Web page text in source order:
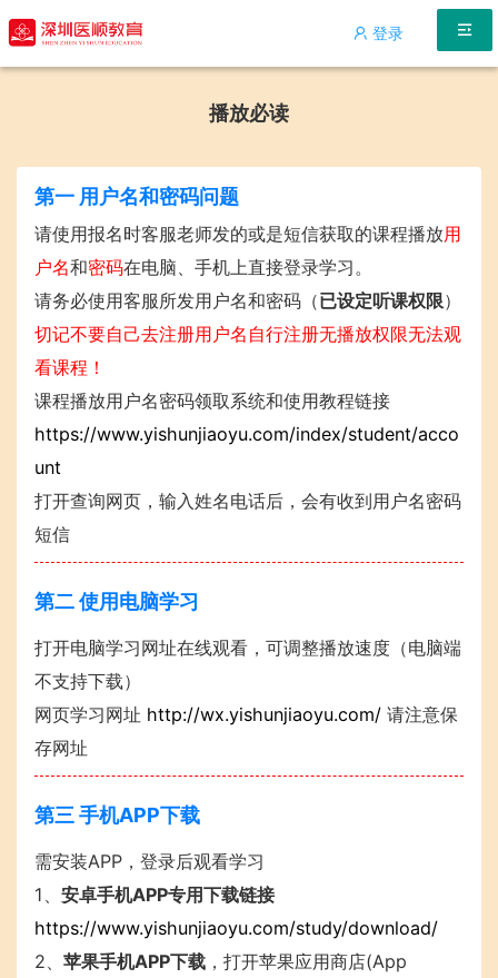
课程
书籍
专题
关于
登录/注册
关闭导航
登录
播放必读
第一 用户名和密码问题
请使用报名时客服老师发的或是短信获取的课程播放用
户名和密码在电脑、手机上直接登录学习。
请务必使用客服所发用户名和密码（已设定听课权限）
切记不要自己去注册用户名自行注册无播放权限无法观
看课程！
课程播放用户名密码领取系统和使用教程链接
https://www.yishunjiaoyu.com/index/student/acco
unt
打开查询网页，输入姓名电话后，会有收到用户名密码
短信
第二 使用电脑学习
打开电脑学习网址在线观看，可调整播放速度（电脑端
不支持下载）
网页学习网址 http://wx.yishunjiaoyu.com/ 请注意保
存网址
第三 手机APP下载
需安装APP，登录后观看学习
1、 安卓手机APP专用下载链接
https://www.yishunjiaoyu.com/study/download/
2、 苹果手机APP下载 ，打开苹果应用商店(App